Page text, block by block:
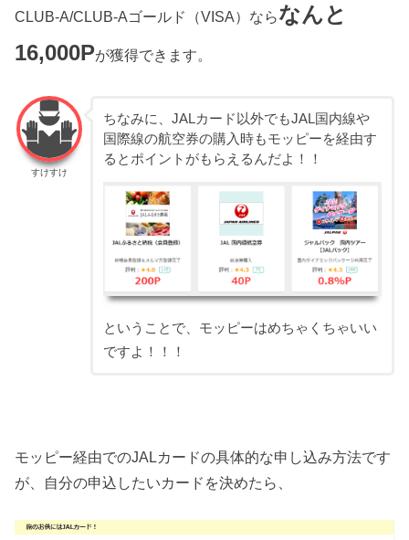
CLUB-A/CLUB-Aゴールド（VISA）ならなんと
16,000Pが獲得できます。
すけすけ
ちなみに、JALカード以外でもJAL国内線や
国際線の航空券の購入時もモッピーを経由す
るとポイントがもらえるんだよ！！
ということで、モッピーはめちゃくちゃいい
ですよ！！！
モッピー経由でのJALカードの具体的な申し込み方法です
が、自分の申込したいカードを決めたら、